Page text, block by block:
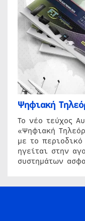
Ψηφιακή
Το νέο τεύχος
«Ψηφιακή
με το
ηγείται στην
συστημάτων